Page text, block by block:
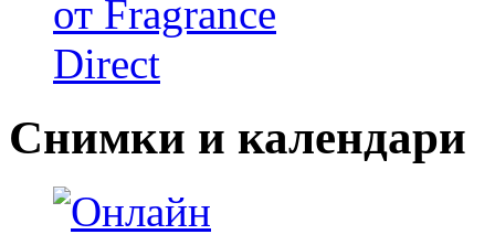
Снимки и календари